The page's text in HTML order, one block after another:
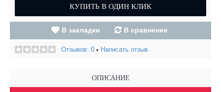
В закладки В сравнение
Отзывов: 0 • Написать отзыв
ОПИСАНИЕ